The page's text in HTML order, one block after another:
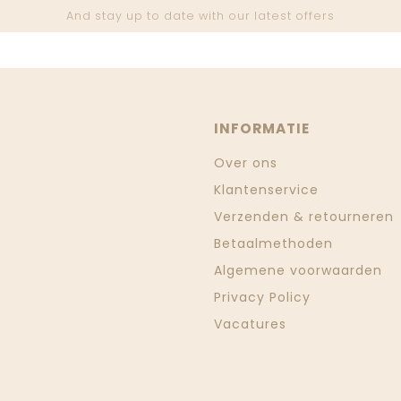
And stay up to date with our latest offers
INFORMATIE
Over ons
Klantenservice
Verzenden & retourneren
Betaalmethoden
Algemene voorwaarden
Privacy Policy
Vacatures